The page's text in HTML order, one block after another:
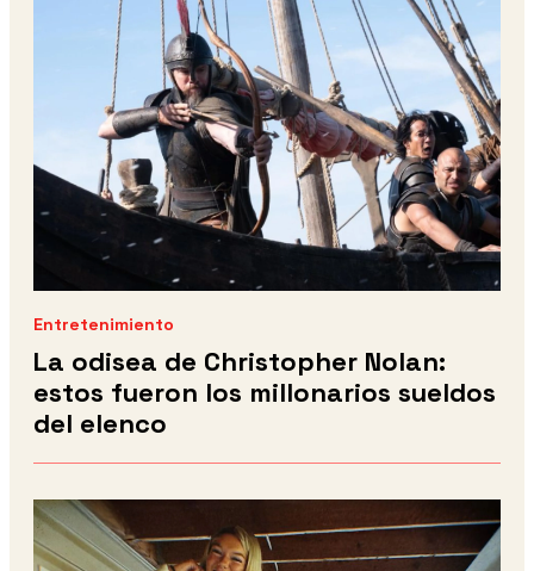
Entretenimiento
La odisea de Christopher Nolan:
estos fueron los millonarios sueldos
del elenco